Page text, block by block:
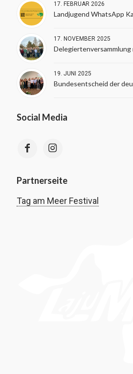
17. FEBRUAR 2026
Landjugend WhatsApp
17. NOVEMBER 2025
19. JUNI 2025
Bundesentscheid der
Social Media
Partnerseite
Tag am Meer Festival